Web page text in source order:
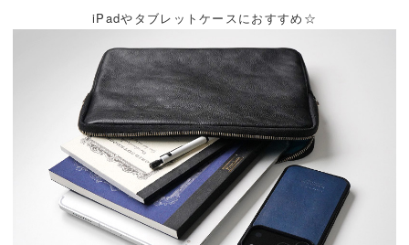
iPadやタブレットケースにおすすめ☆